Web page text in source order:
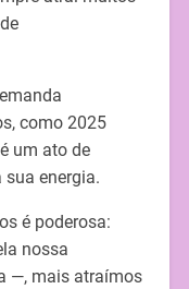
como 2025
um ato de
energia.
é poderosa:
nossa
—, mais atraímos